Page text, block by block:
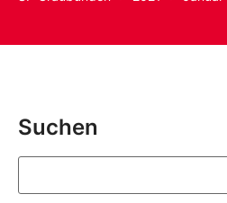
Suchen